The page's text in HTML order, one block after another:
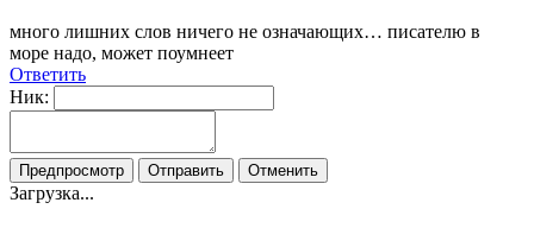
много лишних слов ничего не означающих… писателю в
море надо, может поумнеет
Ответить
Ник:
Загрузка...